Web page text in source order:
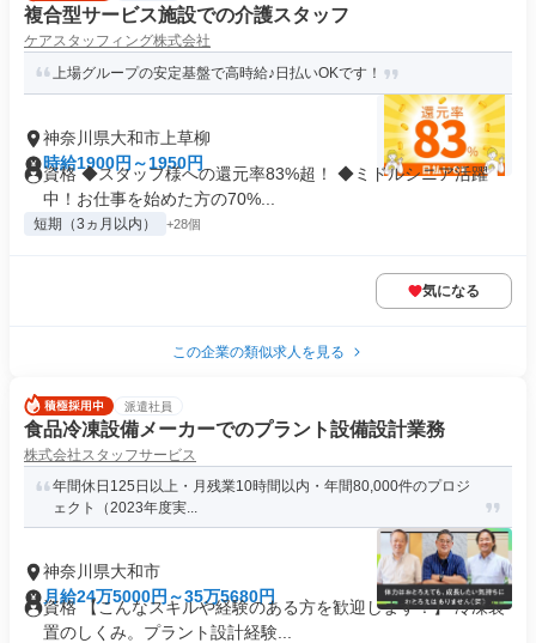
複合型サービス施設での介護スタッフ
ケアスタッフィング株式会社
上場グループの安定基盤で高時給♪日払いOKです！
神奈川県大和市上草柳
時給1900円～1950円
資格 ◆スタッフ様への還元率83%超！ ◆ミドルシニア活躍
中！お仕事を始めた方の70%...
短期（3ヵ月以内） +28個
気になる
この企業の類似求人を見る
派遣社員
食品冷凍設備メーカーでのプラント設備設計業務
株式会社スタッフサービス
年間休日125日以上・月残業10時間以内・年間80,000件のプロジ
ェクト（2023年度実...
神奈川県大和市
月給24万5000円～35万5680円
資格 【こんなスキルや経験のある方を歓迎します！】 冷凍装
置のしくみ。プラント設計経験...